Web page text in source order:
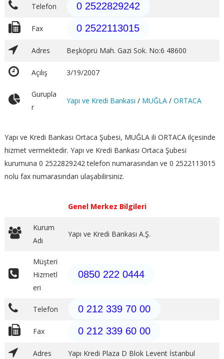
Telefon 0 2522829242
Fax 0 2522113015
Adres Beşköprü Mah. Gazi Sok. No:6 48600
Açılış 3/19/2007
Gurupla
r
Yapı ve Kredi Bankası / MUĞLA/ ORTACA
Yapı ve Kredi Bankası Ortaca Şubesi, MUĞLA ili ORTACA ilçesinde
hizmet vermektedir. Yapı ve Kredi Bankası Ortaca Şubesi
kurumuna 0 2522829242 telefon numarasından ve 0 2522113015
nolu fax numarasından ulaşabilirsiniz.
Genel Merkez Bilgileri
Kurum
Adı
Yapı ve Kredi Bankası A.Ş.
Müşteri
Hizmetl
eri
0850 222 0444
Telefon 0 212 339 70 00
Fax 0 212 339 60 00
Adres Yapı Kredi Plaza D Blok Levent İstanbul